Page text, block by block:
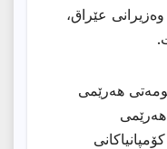
عێراق،
هەرێمی